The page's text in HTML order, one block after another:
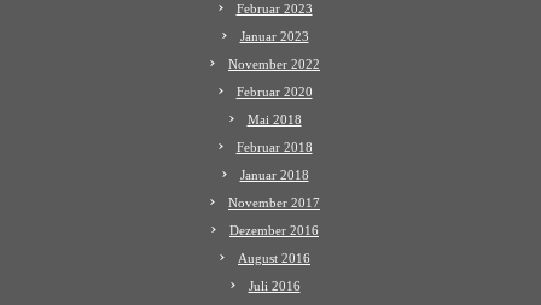
Februar 2023
Januar 2023
November 2022
Februar 2020
Mai 2018
Februar 2018
Januar 2018
November 2017
Dezember 2016
August 2016
Juli 2016